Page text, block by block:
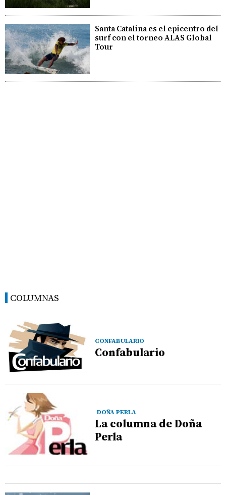
Santa Catalina es el epicentro del
surf con el torneo ALAS Global
Tour
COLUMNAS
CONFABULARIO
Confabulario
DOÑA PERLA
La columna de Doña
Perla